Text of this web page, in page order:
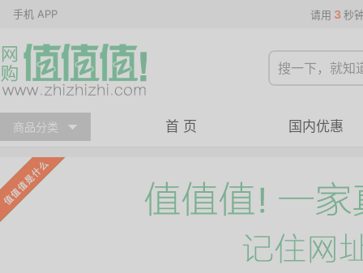
手机 APP 请用 3 秒
商品分类 首 页 国内优惠